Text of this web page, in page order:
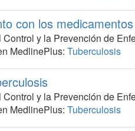
con los
Control y la Prevención de
MedlinePlus: Tuberculosis
Control y la Prevención de
MedlinePlus: Tuberculosis